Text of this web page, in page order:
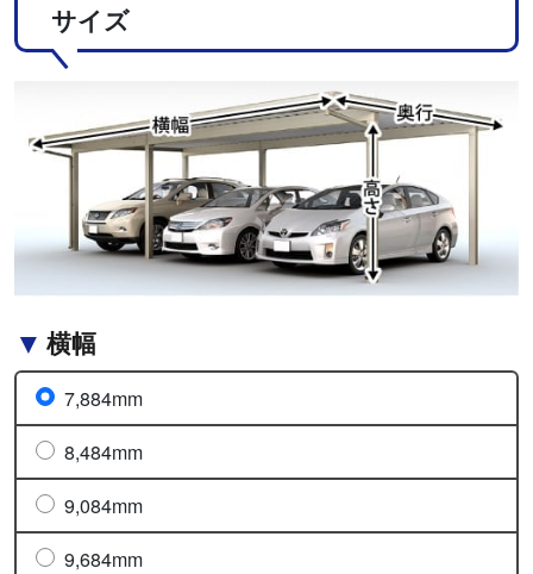
サイズ
横幅
7,884mm
8,484mm
9,084mm
9,684mm